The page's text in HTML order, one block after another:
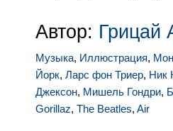
Автор: Грицай
Музыка, Иллюстрация,
Йорк, Ларс фон Триер, Ник
Джексон, Мишель Гондри,
Gorillaz, The Beatles, Air